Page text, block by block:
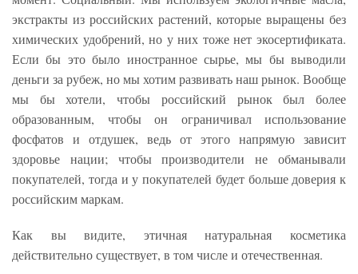
экстракты из российских растений, которые выращены без
химических удобрений, но у них тоже нет экосертификата.
Если бы это было иностранное сырье, мы бы выводили
деньги за рубеж, но мы хотим развивать наш рынок. Вообще
мы бы хотели, чтобы российский рынок был более
образованным, чтобы он ограничивал использование
фосфатов и отдушек, ведь от этого напрямую зависит
здоровье нации; чтобы производители не обманывали
покупателей, тогда и у покупателей будет больше доверия к
российским маркам.
Как вы видите, этичная натуральная косметика
действительно существует, в том числе и отечественная.